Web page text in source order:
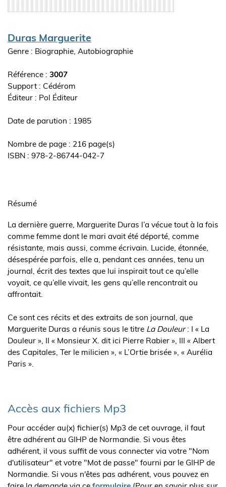
Auteur(s)
Duras Marguerite
Genre : Biographie, Autobiographie
Référence : 3007
Support : Cédérom
Editeur
Pol Éditeur
Date de parution : 1985
Nombre de page : 216 page(s)
ISBN : 978-2-86744-042-7
l'ouvrage
Résumé
La dernière guerre, Marguerite Duras l’a vécue tout à la fois
comme femme dont le mari avait été déporté, comme
résistante, mais aussi, comme écrivain. Lucide, étonnée,
désespérée parfois, elle a, pendant ces années, tenu un
journal, écrit des textes que lui inspirait tout ce qu’elle
voyait, ce qu’elle vivait, les gens qu’elle rencontrait ou
affrontait.
Ce sont ces récits et des extraits de son journal, que
Marguerite Duras a réunis sous le titre La Douleur: I « La
Douleur », II « Monsieur X. dit ici Pierre Rabier », III « Albert
des Capitales, Ter le milicien », « L’Ortie brisée », « Aurélia
Paris ».
Accès aux fichiers Mp3
Pour accéder au(x) fichier(s) Mp3 de cet ouvrage, il faut
être adhérent au GIHP de Normandie. Si vous êtes
adhérent, il vous suffit de vous connecter via votre "Nom
d'utilisateur" et votre "Mot de passe" fourni par le GIHP de
Normandie. Si vous n'êtes pas adhérent, vous pouvez en